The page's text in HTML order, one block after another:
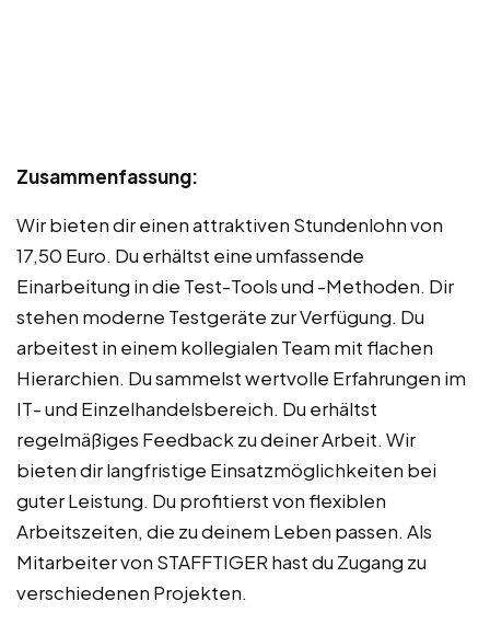
Zusammenfassung:
Wir bieten dir einen attraktiven Stundenlohn von
17,50 Euro. Du erhältst eine umfassende
Einarbeitung in die Test-Tools und -Methoden. Dir
stehen moderne Testgeräte zur Verfügung. Du
arbeitest in einem kollegialen Team mit flachen
Hierarchien. Du sammelst wertvolle Erfahrungen im
IT- und Einzelhandelsbereich. Du erhältst
regelmäßiges Feedback zu deiner Arbeit. Wir
bieten dir langfristige Einsatzmöglichkeiten bei
guter Leistung. Du profitierst von flexiblen
Arbeitszeiten, die zu deinem Leben passen. Als
Mitarbeiter von STAFFTIGER hast du Zugang zu
verschiedenen Projekten.